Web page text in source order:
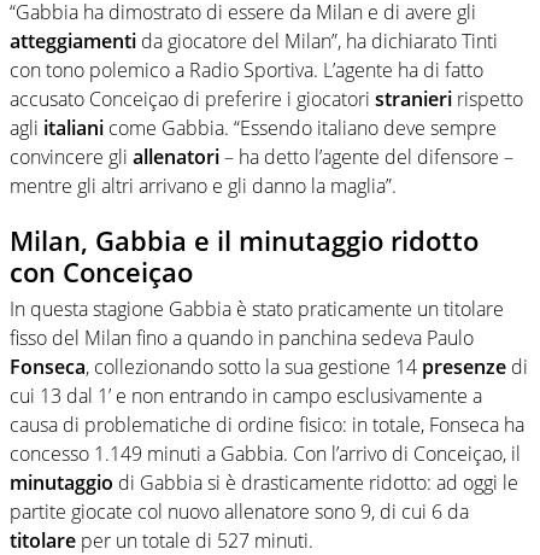
“Gabbia ha dimostrato di essere da Milan e di avere gli
atteggiamenti da giocatore del Milan”, ha dichiarato Tinti
con tono polemico a Radio Sportiva. L’agente ha di fatto
accusato Conceiçao di preferire i giocatori stranieri rispetto
agli italiani come Gabbia. “Essendo italiano deve sempre
convincere gli allenatori– ha detto l’agente del difensore –
mentre gli altri arrivano e gli danno la maglia”.
Milan, Gabbia e il minutaggio ridotto
con Conceiçao
In questa stagione Gabbia è stato praticamente un titolare
fisso del Milan fino a quando in panchina sedeva Paulo
Fonseca, collezionando sotto la sua gestione 14 presenze di
cui 13 dal 1’ e non entrando in campo esclusivamente a
causa di problematiche di ordine fisico: in totale, Fonseca ha
concesso 1.149 minuti a Gabbia. Con l’arrivo di Conceiçao, il
minutaggio di Gabbia si è drasticamente ridotto: ad oggi le
partite giocate col nuovo allenatore sono 9, di cui 6 da
titolare per un totale di 527 minuti.